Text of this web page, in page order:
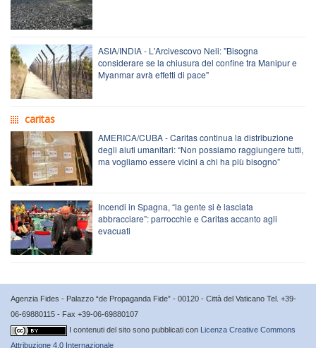
ASIA/INDIA - L'Arcivescovo Neli: "Bisogna
considerare se la chiusura del confine tra Manipur e
Myanmar avrà effetti di pace"
caritas
AMERICA/CUBA - Caritas continua la distribuzione
degli aiuti umanitari: “Non possiamo raggiungere tutti,
ma vogliamo essere vicini a chi ha più bisogno”
Incendi in Spagna, “la gente si è lasciata
abbracciare”: parrocchie e Caritas accanto agli
evacuati
Agenzia Fides - Palazzo “de Propaganda Fide” - 00120 - Città del Vaticano Tel. +39-
06-69880115 - Fax +39-06-69880107
I contenuti del sito sono pubblicati con Licenza Creative Commons
Attribuzione 4.0 Internazionale